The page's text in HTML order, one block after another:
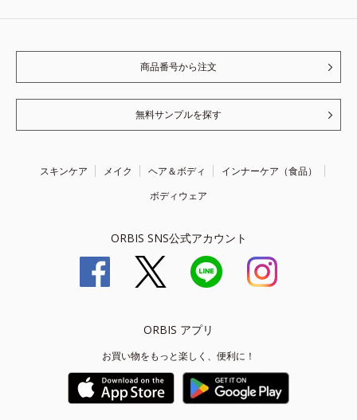
商品番号から注文
無料サンプルを探す
スキンケア メイク ヘア＆ボディ
インナーケア（食品）
ボディウェア
ORBIS SNS公式アカウント
ORBIS アプリ
お買い物をもっと楽しく、便利に！